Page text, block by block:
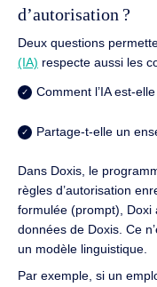
d’autorisation ?
Deux questions
(IA) respecte aussi les
Comment l’IA est-
Partage-t-elle un
Dans Doxis , le
règles d’autorisation
formulée (prompt), Doxi
données de Doxis Ce
un modèle linguistique.
Par exemple, si un